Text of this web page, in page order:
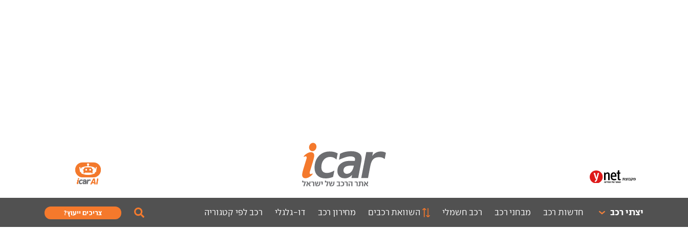
יצרני רכב חדשות רכב מבחני רכב רכב חשמלי השוואת רכבים מחירון רכב דו-גלגלי רכב לפי קטגוריה צריכים ייעוץ?